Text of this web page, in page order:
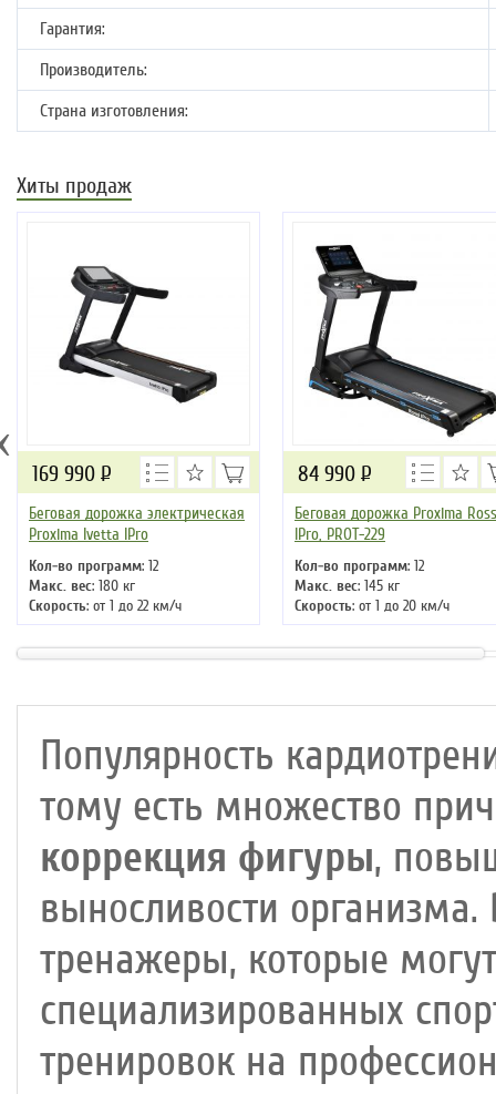
Гарантия:
Производитель:
Страна изготовления:
Хиты продаж
Беговая дорожка электрическая
Proxima Ivetta IPro
Кол-во программ: 12
Макс. вес: 180 кг
Скорость: от 1 до 22 км/ч
Мощность двигателя: 4 л.с.
Регулировка угла наклона:
автоматическая
169 990 Р
Беговая дорожка Proxima
IPro, PROT-229
Кол-во программ: 12
Макс. вес: 145 кг
Скорость: от 1 до 20 км/ч
Мощность двигателя: 4 л.с.
Регулировка угла наклона:
автоматическая
84 990 Р
Популярность
тому есть множество
коррекция фигуры,
выносливости
тренажеры, которые
специализированных
тренировок на